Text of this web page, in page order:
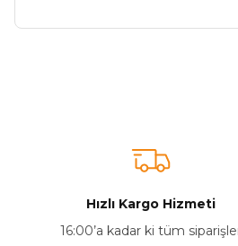
Ürün açıklamasında eksik
Hızlı Kargo Hizmeti
16:00’a kadar ki tüm